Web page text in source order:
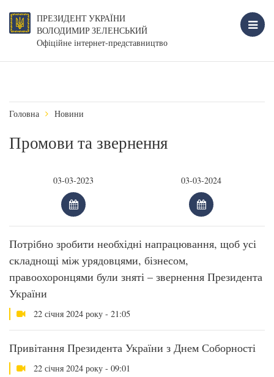
ПРЕЗИДЕНТ УКРАЇНИ
ВОЛОДИМИР ЗЕЛЕНСЬКИЙ
Офіційне інтернет-представництво
Головна Новини
Промови та звернення
Потрібно зробити необхідні напрацювання, щоб усі
складнощі між урядовцями, бізнесом,
правоохоронцями були зняті – звернення Президента
України
22 січня 2024 року - 21:05
Привітання Президента України з Днем Соборності
22 січня 2024 року - 09:01